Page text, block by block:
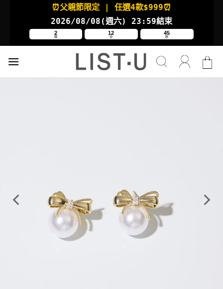
⏰父親節限定 | 任選4款$999⏰
2026/08/08(週六) 23:59結束
2
時
12
分
45
秒